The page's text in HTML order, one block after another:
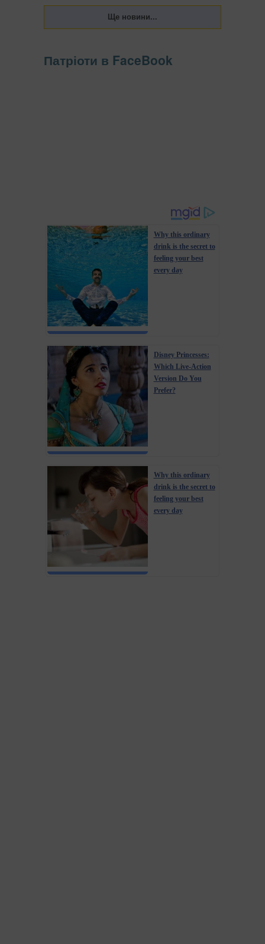
Патріоти в FaceBook
Why this ordinary
drink is the secret to
feeling your best
every day
Disney Princesses:
Which Live-Action
Version Do You
Prefer?
Why this ordinary
drink is the secret to
feeling your best
every day